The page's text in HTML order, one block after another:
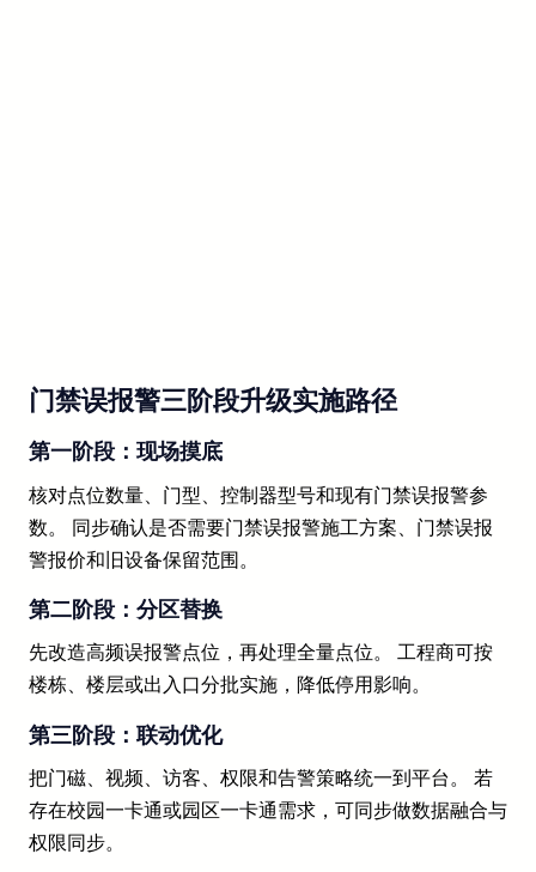
门禁误报警三阶段升级实施路径
第一阶段：现场摸底
核对点位数量、门型、控制器型号和现有门禁误报警参
数。 同步确认是否需要门禁误报警施工方案、门禁误报
警报价和旧设备保留范围。
第二阶段：分区替换
先改造高频误报警点位，再处理全量点位。 工程商可按
楼栋、楼层或出入口分批实施，降低停用影响。
第三阶段：联动优化
把门磁、视频、访客、权限和告警策略统一到平台。 若
存在校园一卡通或园区一卡通需求，可同步做数据融合与
权限同步。